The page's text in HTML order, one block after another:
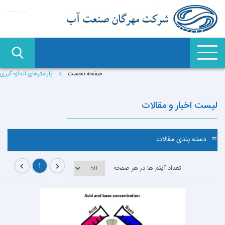
صفحه نخست پارامترهای اندازه گیری
لیست اخبار و مقالات
دسته بندی مقالات
تعداد آیتم ها در هر صفحه 1